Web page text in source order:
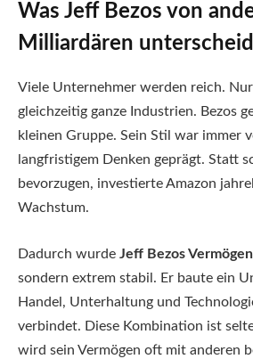
Was Jeff Bezos von
Milliardären
Viele Unternehmer werden reich.
gleichzeitig ganze Industrien. Bezos
kleinen Gruppe. Sein Stil war immer
langfristigem Denken geprägt. Statt
bevorzugen, investierte Amazon
Wachstum.
Dadurch wurde Jeff Bezos Vermögen
sondern extrem stabil. Er baute ein
Handel, Unterhaltung und
verbindet. Diese Kombination ist
wird sein Vermögen oft mit anderen